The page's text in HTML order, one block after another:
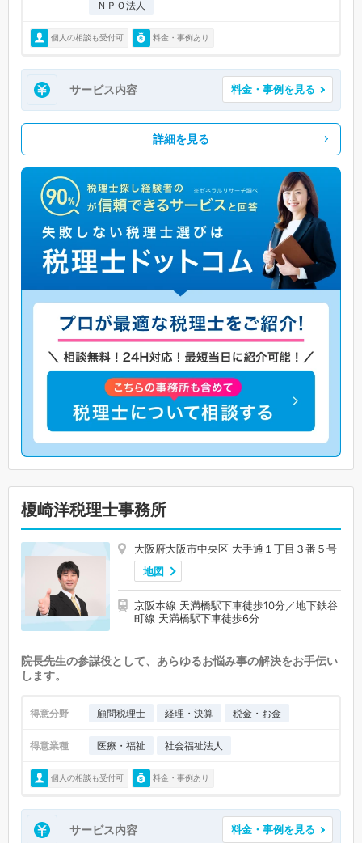
ＮＰＯ法人
個人の相談も受付可 料金・事例あり
サービス内容 料金・事例を見る
詳細を見る
榎崎洋税理士事務所
大阪府大阪市中央区 大手通１丁目３番５号
地図
京阪本線 天満橋駅下車徒歩10分／地下鉄谷
町線 天満橋駅下車徒歩6分
院長先生の参謀役として、あらゆるお悩み事の解決をお手伝い
します。
得意分野 顧問税理士 経理・決算 税金・お金
得意業種 医療・福祉 社会福祉法人
個人の相談も受付可 料金・事例あり
サービス内容 料金・事例を見る